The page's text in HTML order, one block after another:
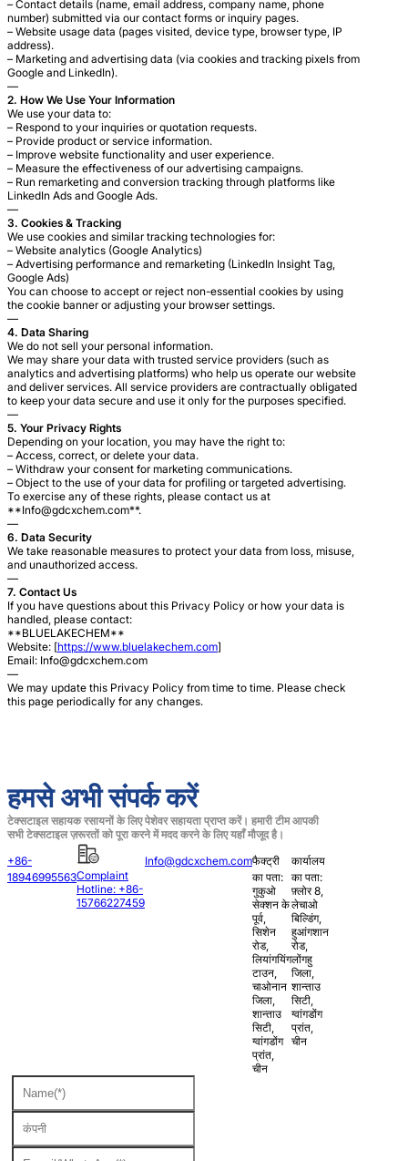
– Contact details (name, email address, company name, phone
number) submitted via our contact forms or inquiry pages.
– Website usage data (pages visited, device type, browser type, IP
address).
– Marketing and advertising data (via cookies and tracking pixels from
Google and LinkedIn).
—
2. How We Use Your Information
We use your data to:
– Respond to your inquiries or quotation requests.
– Provide product or service information.
– Improve website functionality and user experience.
– Measure the effectiveness of our advertising campaigns.
– Run remarketing and conversion tracking through platforms like
LinkedIn Ads and Google Ads.
—
3. Cookies & Tracking
We use cookies and similar tracking technologies for:
– Website analytics (Google Analytics)
– Advertising performance and remarketing (LinkedIn Insight Tag,
Google Ads)
You can choose to accept or reject non-essential cookies by using
the cookie banner or adjusting your browser settings.
—
4. Data Sharing
We do not sell your personal information.
We may share your data with trusted service providers (such as
analytics and advertising platforms) who help us operate our website
and deliver services. All service providers are contractually obligated
to keep your data secure and use it only for the purposes specified.
—
5. Your Privacy Rights
Depending on your location, you may have the right to:
– Access, correct, or delete your data.
– Withdraw your consent for marketing communications.
– Object to the use of your data for profiling or targeted advertising.
To exercise any of these rights, please contact us at
**Info@gdcxchem.com**.
—
6. Data Security
We take reasonable measures to protect your data from loss, misuse,
and unauthorized access.
—
7. Contact Us
If you have questions about this Privacy Policy or how your data is
handled, please contact:
**BLUELAKECHEM**
Website: [https://www.bluelakechem.com]
Email: Info@gdcxchem.com
—
We may update this Privacy Policy from time to time. Please check
this page periodically for any changes.
हमसे अभी संपर्क करें
टेक्सटाइल सहायक रसायनों के लिए पेशेवर सहायता प्राप्त करें। हमारी टीम आपकी
सभी टेक्सटाइल ज़रूरतों को पूरा करने में मदद करने के लिए यहाँ मौजूद है।
+86-
18946995563Complaint
Hotline: +86-
15766227459
Info@gdcxchem.comफैक्ट्री
का पता:
गुकुओ
सेक्शन के
पूर्व,
सिशेन
रोड,
लियांगयिंग
टाउन,
चाओनान
जिला,
शान्ताउ
सिटी,
ग्वांगडोंग
प्रांत,
चीन
कार्यालय
का पता:
फ़्लोर 8,
लेचाओ
बिल्डिंग,
हुआंगशान
रोड,
लोंगहु
जिला,
शान्ताउ
सिटी,
ग्वांगडोंग
प्रांत,
चीन